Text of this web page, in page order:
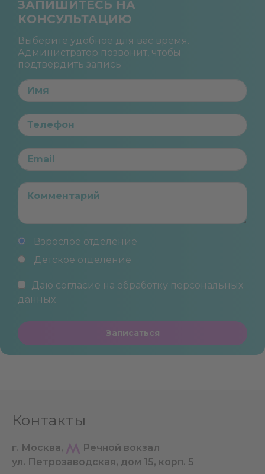
ЗАПИШИТЕСЬ НА
КОНСУЛЬТАЦИЮ
Выберите удобное для вас время.
Администратор позвонит, чтобы
подтвердить запись
Взрослое отделение
Детское отделение
Даю согласие на обработку персональных
данных
Записаться
Контакты
г. Москва,
Речной вокзал
ул. Петрозаводская, дом 15, корп. 5